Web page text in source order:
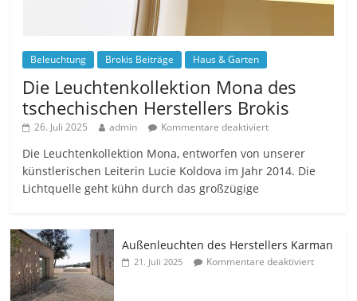
Beleuchtung Brokis Beiträge Haus & Garten
Die Leuchtenkollektion Mona des
tschechischen Herstellers Brokis
26. Juli 2025 admin Kommentare deaktiviert
Die Leuchtenkollektion Mona, entworfen von unserer
künstlerischen Leiterin Lucie Koldova im Jahr 2014. Die
Lichtquelle geht kühn durch das großzügige
Außenleuchten des Herstellers Karman
21. Juli 2025 Kommentare deaktiviert